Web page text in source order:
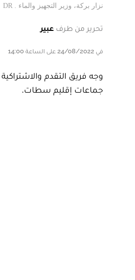
نزار بركة، وزير التجهيز والماء . DR
تحرير من طرف عبير
في 24/08/2022 على الساعة 14:00
وجه فريق التقدم
جماعات إقليم سطات.